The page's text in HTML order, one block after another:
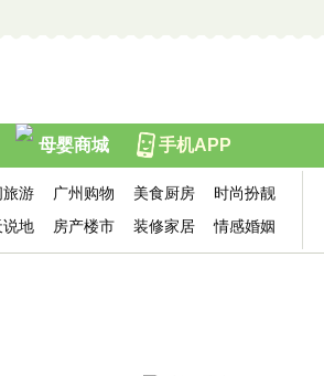
母婴商城 手机APP
旅游 广州购物 美食厨房
时尚扮靓
说地
房产楼市 装修家居 情感婚姻